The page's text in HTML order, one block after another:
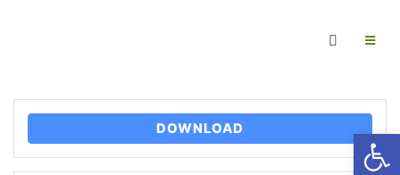
DOWNLOAD